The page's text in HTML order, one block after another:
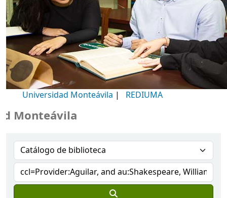
Universidad Monteávila | REDIUMA